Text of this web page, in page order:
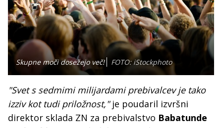
Skupne moči dosežejo več! FOTO: iStockphoto
"Svet s sedmimi milijardami prebivalcev je tako
izziv kot tudi priložnost,"je poudaril izvršni
direktor sklada ZN za prebivalstvo Babatunde